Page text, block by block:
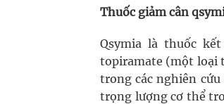
Thuốc giảm cân
Qsymia là thuốc
topiramate (một loại
trong các nghiên
trọng lượng cơ thể